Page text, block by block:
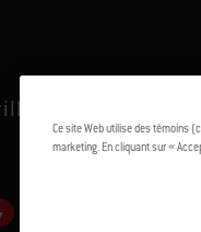
Ce site Web utilise des témoins
marketing. En cliquant sur «